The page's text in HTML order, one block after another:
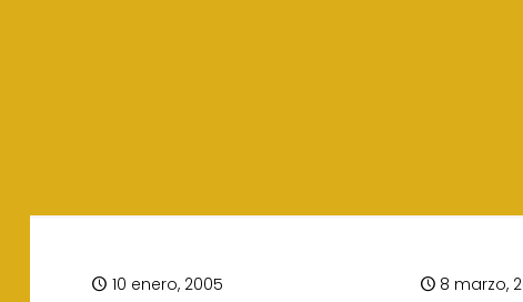
10 enero, 2005 8 marzo,